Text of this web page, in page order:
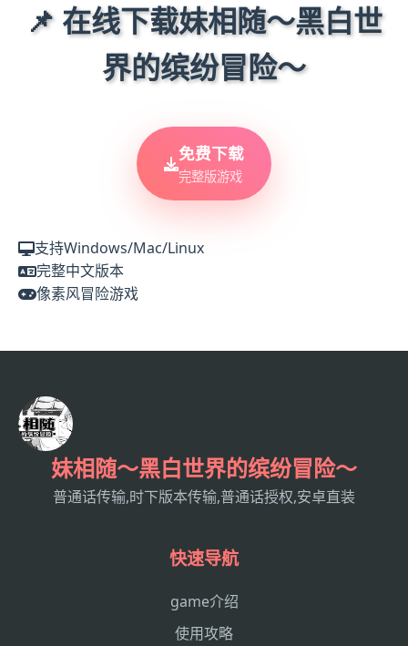
📌 在线下载妹相随～黑白世
界的缤纷冒险～
免费下载
完整版游戏
支持Windows/Mac/Linux
完整中文版本
像素风冒险游戏
妹相随～黑白世界的缤纷冒险～
普通话传输,时下版本传输,普通话授权,安卓直装
快速导航
game介绍
使用攻略